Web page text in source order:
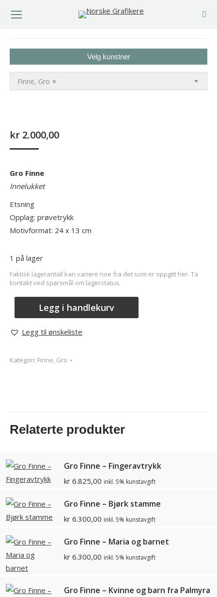
Velg kunstner
×
Finne, Gro
kr 2.000,00
Gro Finne
Innelukket
Etsning
Opplag: prøvetrykk
Motivformat: 24 x 13 cm
1 på lager
Faktisk lagerantall kan variere noe fra det som er oppgitt her. Ta
kontakt ved spørsmål om lagerstatus.
Legg i handlekurv
Legg til ønskeliste
Kategori: Finne, Gro
Relaterte produkter
Gro Finne – Fingeravtrykk
kr 6.825,00 inkl. 5% kunstavgift
Gro Finne – Bjørk stamme
kr 6.300,00 inkl. 5% kunstavgift
Gro Finne – Maria og barnet
kr 6.300,00 inkl. 5% kunstavgift
Gro Finne – Kvinne og barn fra Palmyra